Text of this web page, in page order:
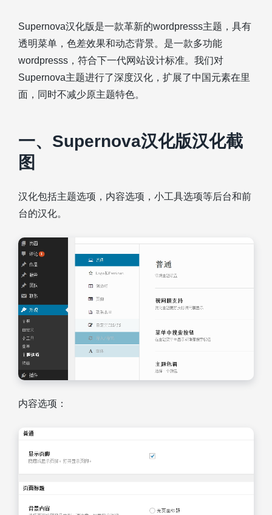
Supernova汉化版是一款革新的wordpresss主题，具有
透明菜单，色差效果和动态背景。是一款多功能
wordpresss，符合下一代网站设计标准。我们对
Supernova主题进行了深度汉化，扩展了中国元素在里
面，同时不减少原主题特色。
一、Supernova汉化版汉化截
图
汉化包括主题选项，内容选项，小工具选项等后台和前
台的汉化。
内容选项：